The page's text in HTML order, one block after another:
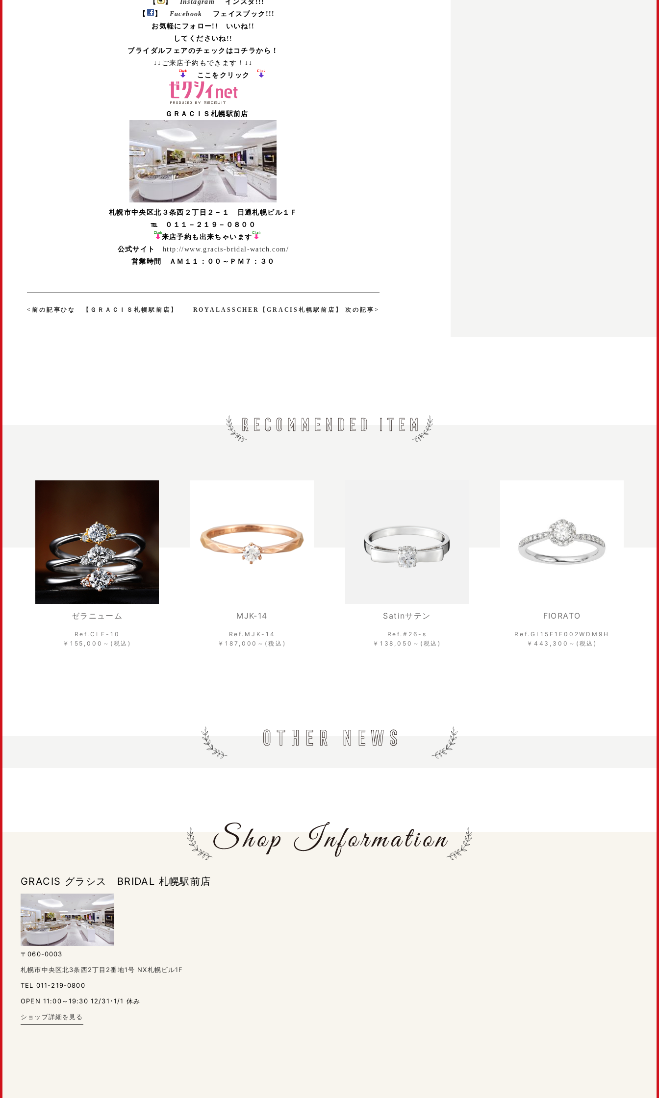
【 】 Instagram
インスタ!!!
【
】 Facebook
フェイスブック!!!
お気軽にフォロー!! いいね!!
してくださいね!!
ブライダルフェアのチェックはコチラから！
↓↓ご来店予約もできます！↓↓
ここをクリック
ＧＲＡＣＩＳ札幌駅前店
札幌市中央区北３条西２丁目２－１
日通札幌ビル１Ｆ
℡ ０１１－２１９－０８００
来店予約も出来ちゃいます
公式サイト
http://www.gracis-bridal-watch.com/
営業時間 ＡＭ１１：００～ＰＭ７：３０
<前の記事ひな 【ＧＲＡＣＩＳ札幌駅前店】 ROYALASSCHER【GRACIS札幌駅前店】 次の記事>
ゼラニューム
Ref.CLE-10
￥155,000～(税込)
MJK-14
Ref.MJK-14
￥187,000～(税込)
Satinサテン
Ref.#26-s
￥138,050～(税込)
FIORATO
Ref.GL15F1E002WDM9H
￥443,300～(税込)
GRACIS グラシス BRIDAL 札幌駅前店
〒060-0003
札幌市中央区北3条西2丁目2番地1号 NX札幌ビル1F
TEL 011-219-0800
OPEN 11:00～19:30 12/31･1/1 休み
ショップ詳細を見る